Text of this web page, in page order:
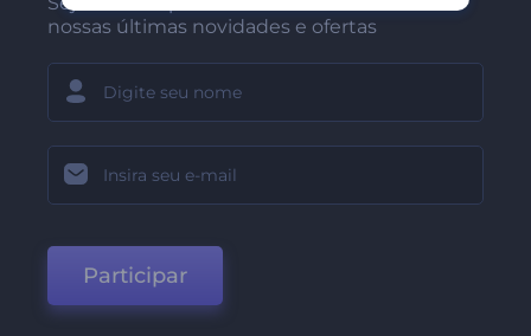
nossas últimas novidades e ofertas
Participar